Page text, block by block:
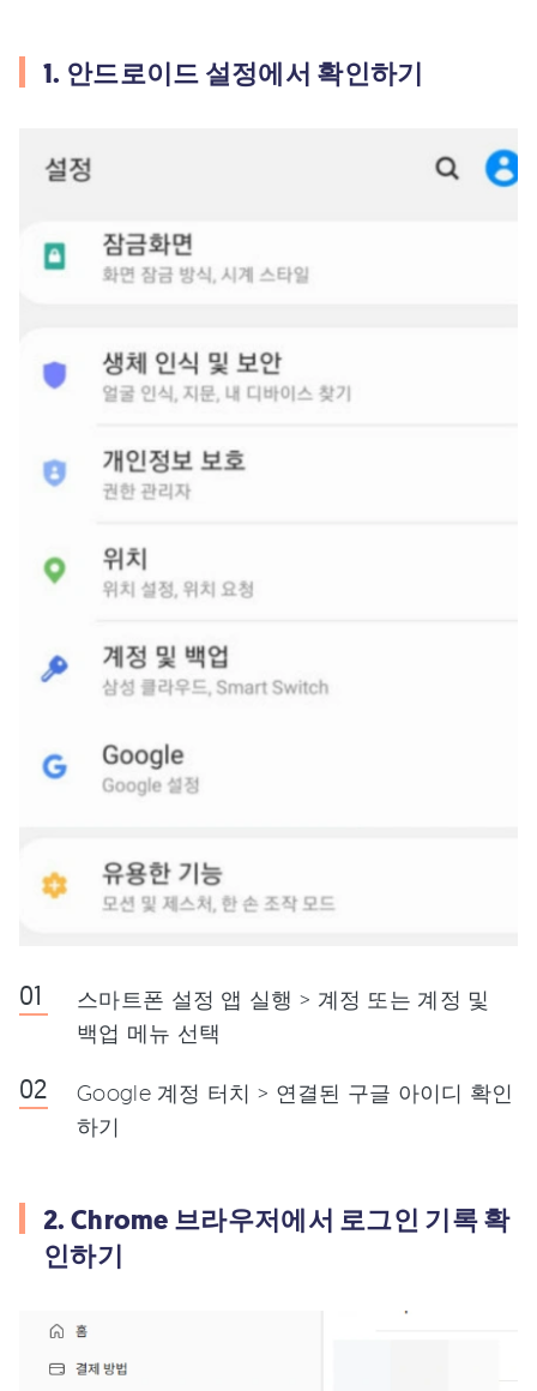
1. 안드로이드 설정에서 확인하기
스마트폰 설정 앱 실행 > 계정 또는 계정 및
백업 메뉴 선택
Google 계정 터치 > 연결된 구글 아이디 확인
하기
2. Chrome 브라우저에서 로그인 기록 확
인하기